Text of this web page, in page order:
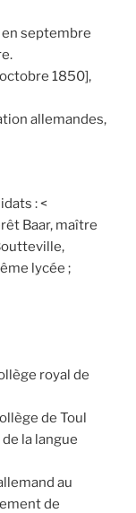
en septembre
1850],
allemandes,
: <
Baar, maître
lycée ;
royal de
de Toul
la langue
au
de